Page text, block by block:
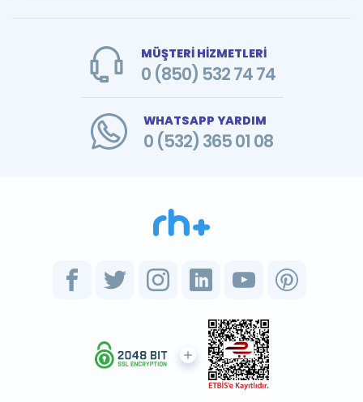
MÜŞTERİ HİZMETLERİ
0 (850) 532 74 74
WHATSAPP YARDIM
0 (532) 365 01 08